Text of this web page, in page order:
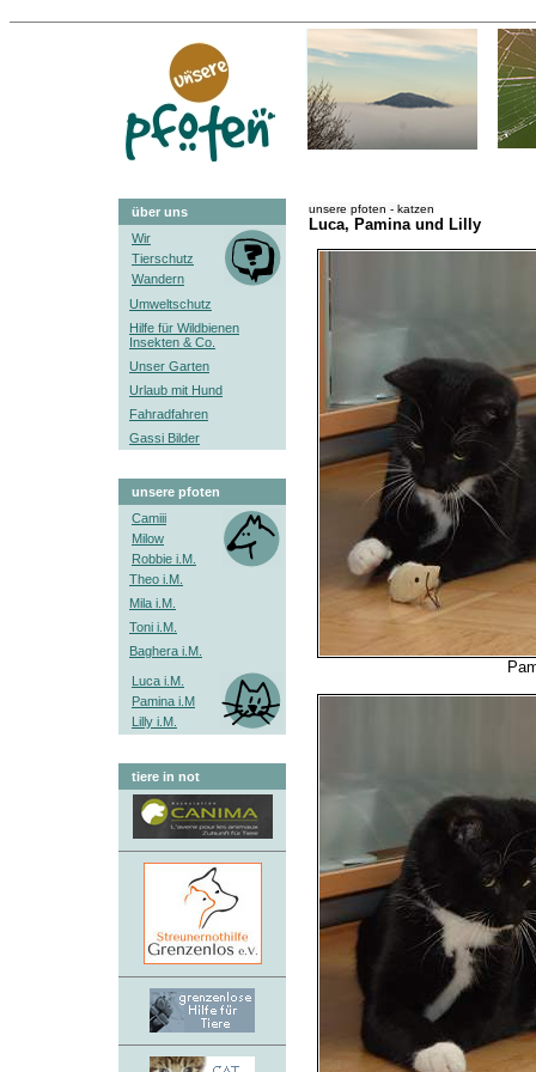
über uns
Wir
Tierschutz
Wandern
Umweltschutz
Hilfe für Wildbienen
Insekten & Co.
Unser Garten
Urlaub mit Hund
Fahradfahren
Gassi Bilder
unsere pfoten
Camiii
Milow
Robbie i.M.
Theo i.M.
Mila i.M.
Toni i.M.
Baghera i.M.
Luca i.M.
Pamina i.M
Lilly i.M.
tiere in not
unsere pfoten - katzen
Luca, Pamina und Lilly